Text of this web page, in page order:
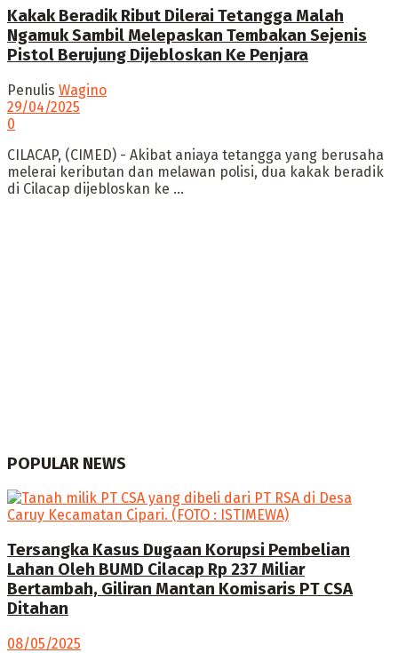
Kakak Beradik Ribut Dilerai Tetangga Malah
Ngamuk Sambil Melepaskan Tembakan Sejenis
Pistol Berujung Dijebloskan Ke Penjara
Penulis Wagino
29/04/2025
0
CILACAP, (CIMED) - Akibat aniaya tetangga yang berusaha
melerai keributan dan melawan polisi, dua kakak beradik
di Cilacap dijebloskan ke ...
POPULAR NEWS
Tersangka Kasus Dugaan Korupsi Pembelian
Lahan Oleh BUMD Cilacap Rp 237 Miliar
Bertambah, Giliran Mantan Komisaris PT CSA
Ditahan
08/05/2025